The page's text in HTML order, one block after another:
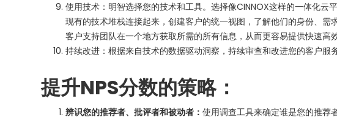
使用技术：明智选择您的技术和工具。选择像CINNOX这样的一体化云
现有的技术堆栈连接起来，创建客户的统一视图，了解他们的身份、需
客户支持团队在一个地方获取所需的所有信息，从而更容易提供快速高
持续改进：根据来自技术的数据驱动洞察，持续审查和改进您的客户服
提升NPS分数的策略：
辨识您的推荐者、批评者和被动者：使用调查工具来确定谁是您的推